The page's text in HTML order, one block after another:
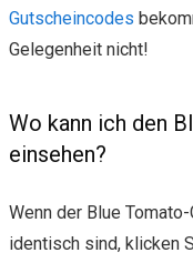
Gutscheincodes
Gelegenheit nicht!
Wo kann ich den
einsehen?
Wenn der Blue
identisch sind, klicken